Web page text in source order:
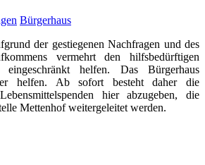
Bürgerhaus
der gestiegenen Nachfragen und des
vermehrt den hilfsbedürftigen
helfen. Das Bürgerhaus
helfen. Ab sofort besteht daher die
hier abzugeben, die
Mettenhof weitergeleitet werden.